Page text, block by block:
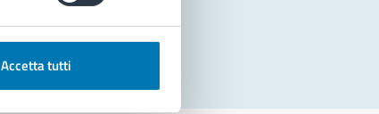
Accetta tutti